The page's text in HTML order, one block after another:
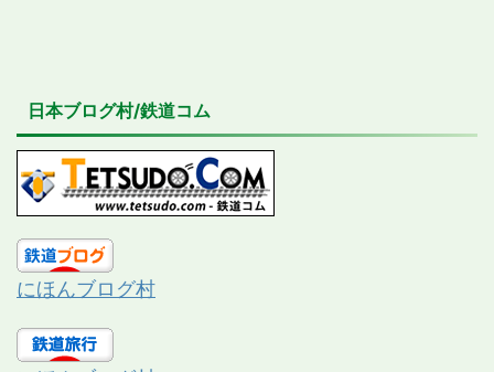
日本ブログ村/鉄道コム
にほんブログ村